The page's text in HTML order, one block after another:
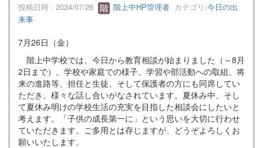
投稿日時 : 2024/07/26 階上中HP管理者 カテゴリ:今日の出
来事
7月26日（金）
階上中学校では、今日から教育相談が始まりました（～8月
2日まで）。学校や家庭での様子、学習や部活動への取組、将
来の進路等、担任と生徒、そして保護者の方にも同席してい
ただき、様々な話し合いがなされています。夏休み中、そし
て夏休み明けの学校生活の充実を目指した相談会にしたいと
考えます。「子供の成長第一に」という思いを大切に行わせ
ていただきます。ご多用とは存じますが、どうぞよろしくお
願いいたします。